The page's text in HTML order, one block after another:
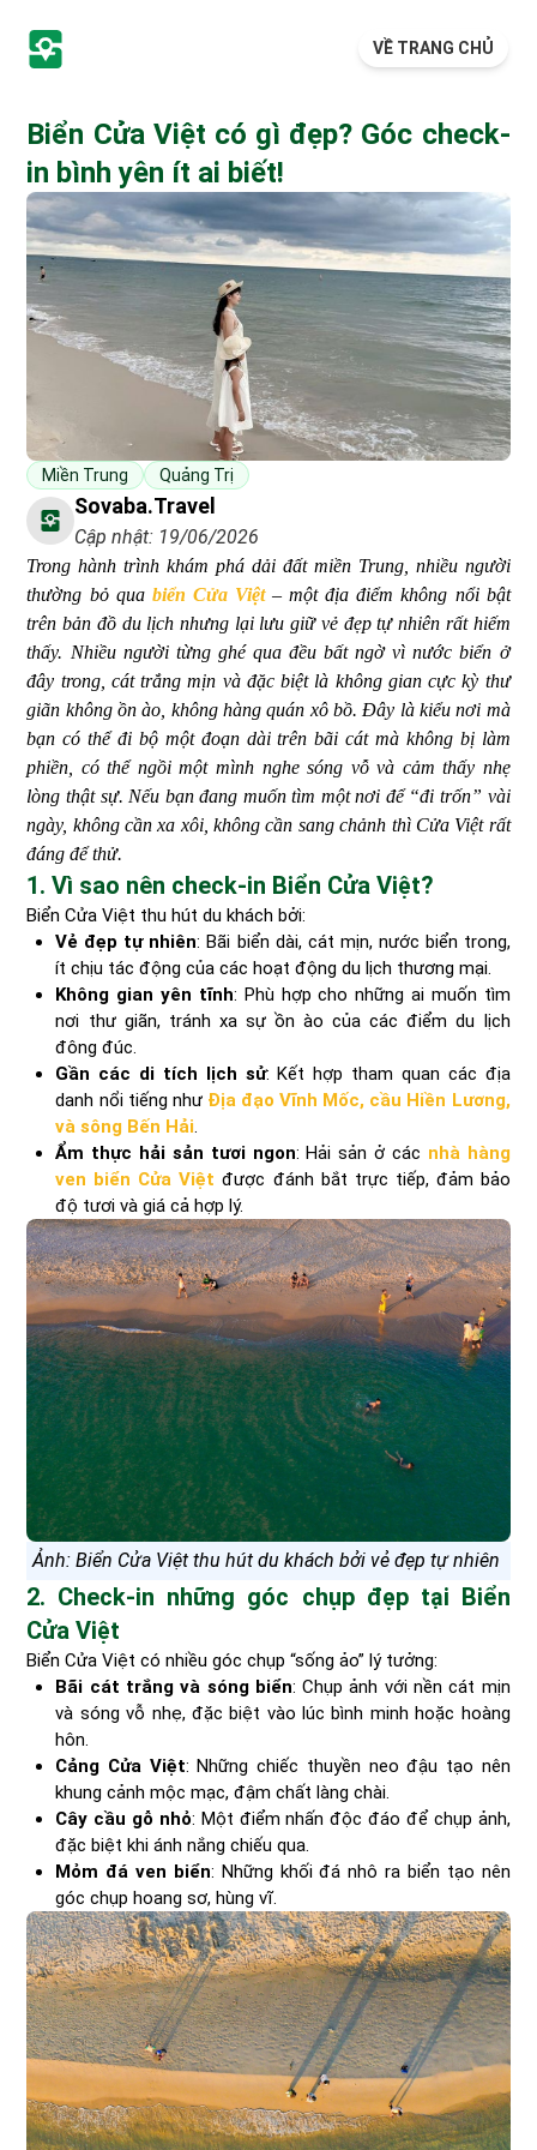
VỀ TRANG CHỦ
Biển Cửa Việt có gì đẹp? Góc check-
in bình yên ít ai biết!
Miền Trung Quảng Trị
Sovaba.travel
Cập nhật: 19/06/2026
Trong hành trình khám phá dải đất miền Trung, nhiều người
thường bỏ qua biển Cửa Việt– một địa điểm không nổi bật
trên bản đồ du lịch nhưng lại lưu giữ vẻ đẹp tự nhiên rất hiếm
thấy. Nhiều người từng ghé qua đều bất ngờ vì nước biển ở
đây trong, cát trắng mịn và đặc biệt là không gian cực kỳ thư
giãn không ồn ào, không hàng quán xô bồ. Đây là kiểu nơi mà
bạn có thể đi bộ một đoạn dài trên bãi cát mà không bị làm
phiền, có thể ngồi một mình nghe sóng vỗ và cảm thấy nhẹ
lòng thật sự. Nếu bạn đang muốn tìm một nơi để “đi trốn” vài
ngày, không cần xa xôi, không cần sang chảnh thì Cửa Việt rất
đáng để thử.
1. Vì sao nên check-in Biển Cửa Việt?
Biển Cửa Việt thu hút du khách bởi:
Vẻ đẹp tự nhiên: Bãi biển dài, cát mịn, nước biển trong,
ít chịu tác động của các hoạt động du lịch thương mại.
Không gian yên tĩnh: Phù hợp cho những ai muốn tìm
nơi thư giãn, tránh xa sự ồn ào của các điểm du lịch
đông đúc.
Gần các di tích lịch sử: Kết hợp tham quan các địa
danh nổi tiếng như Địa đạo Vĩnh Mốc, cầu Hiền Lương,
và sông Bến Hải.
Ẩm thực hải sản tươi ngon: Hải sản ở các nhà hàng
ven biển Cửa Việt được đánh bắt trực tiếp, đảm bảo
độ tươi và giá cả hợp lý.
Ảnh: Biển Cửa Việt thu hút du khách bởi vẻ đẹp tự nhiên
2. Check-in những góc chụp đẹp tại Biển
Cửa Việt
Biển Cửa Việt có nhiều góc chụp “sống ảo” lý tưởng:
Bãi cát trắng và sóng biển: Chụp ảnh với nền cát mịn
và sóng vỗ nhẹ, đặc biệt vào lúc bình minh hoặc hoàng
hôn.
Cảng Cửa Việt: Những chiếc thuyền neo đậu tạo nên
khung cảnh mộc mạc, đậm chất làng chài.
Cây cầu gỗ nhỏ: Một điểm nhấn độc đáo để chụp ảnh,
đặc biệt khi ánh nắng chiếu qua.
Mỏm đá ven biển: Những khối đá nhô ra biển tạo nên
góc chụp hoang sơ, hùng vĩ.